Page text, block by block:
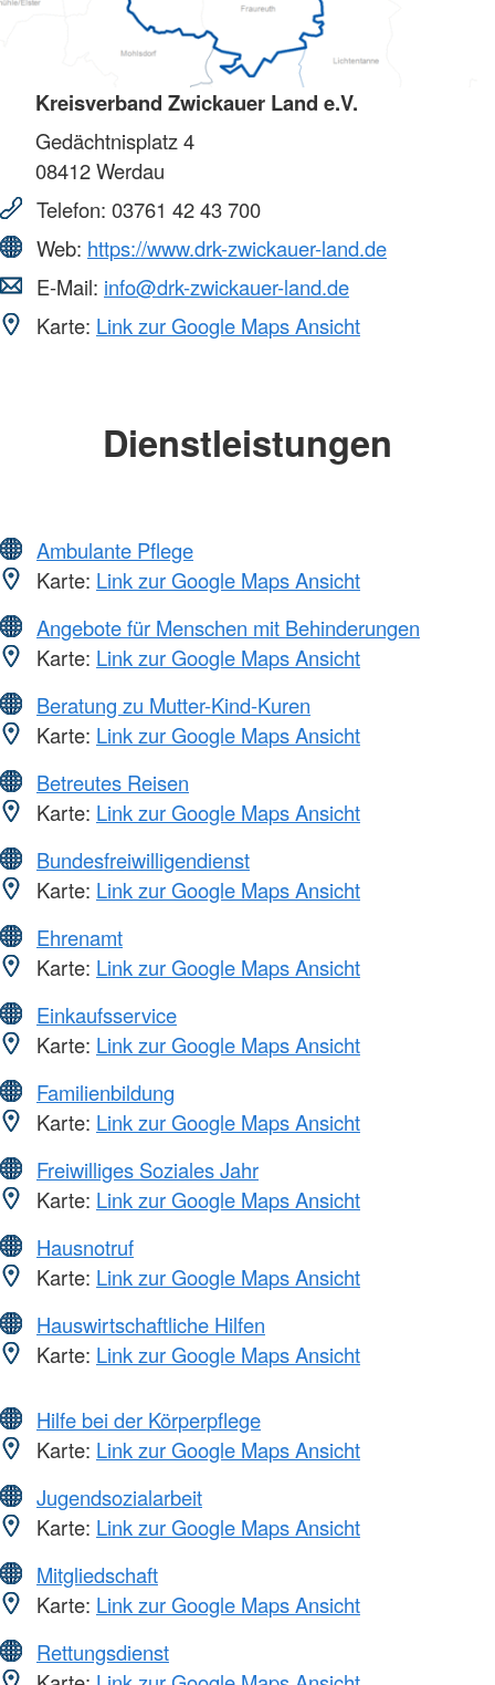
Kreisverband Zwickauer Land e.V.
Gedächtnisplatz 4
08412Werdau
Telefon: 03761 42 43 700
Web: https://www.drk-zwickauer-land.de
E-Mail: info@drk-zwickauer-land.de
Karte: Link zur Google Maps Ansicht
Dienstleistungen
Ambulante Pflege
Karte: Link zur Google Maps Ansicht
Angebote für Menschen mit Behinderungen
Karte: Link zur Google Maps Ansicht
Beratung zu Mutter-Kind-Kuren
Karte: Link zur Google Maps Ansicht
Betreutes Reisen
Karte: Link zur Google Maps Ansicht
Bundesfreiwilligendienst
Karte: Link zur Google Maps Ansicht
Ehrenamt
Karte: Link zur Google Maps Ansicht
Einkaufsservice
Karte: Link zur Google Maps Ansicht
Familienbildung
Karte: Link zur Google Maps Ansicht
Freiwilliges Soziales Jahr
Karte: Link zur Google Maps Ansicht
Hausnotruf
Karte: Link zur Google Maps Ansicht
Hauswirtschaftliche Hilfen
Karte: Link zur Google Maps Ansicht
Hilfe bei der Körperpflege
Karte: Link zur Google Maps Ansicht
Jugendsozialarbeit
Karte: Link zur Google Maps Ansicht
Mitgliedschaft
Karte: Link zur Google Maps Ansicht
Rettungsdienst